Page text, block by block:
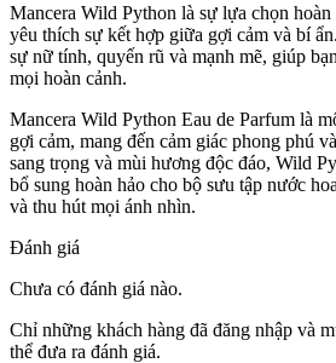
Mancera Wild Python là sự lựa chọn
yêu thích sự kết hợp giữa gợi cảm và bí
sự nữ tính, quyến rũ và mạnh mẽ, giúp
mọi hoàn cảnh.
Mancera Wild Python Eau de Parfum là
gợi cảm, mang đến cảm giác phong phú
sang trọng và mùi hương độc đáo, Wild
bổ sung hoàn hảo cho bộ sưu tập nước
và thu hút mọi ánh nhìn.
Đánh giá
Chưa có đánh giá nào.
Chỉ những khách hàng đã đăng nhập và
thể đưa ra đánh giá.